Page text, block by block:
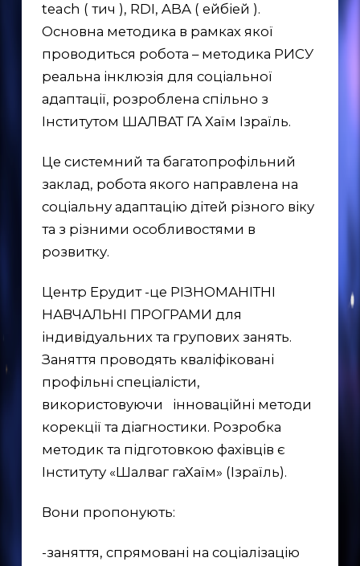
teach ( тич ), RDI, ABA ( ейбіей ).
Основна методика в рамках якої
проводиться робота – методика РИСУ
реальна інклюзія для соціальної
адаптації, розроблена спільно з
Інститутом ШАЛВАТ ГА Хаїм Ізраїль.
Це системний та багатопрофільний
заклад, робота якого направлена на
соціальну адаптацію дітей різного віку
та з різними особливостями в
розвитку.
Центр Ерудит -це РІЗНОМАНІТНІ
НАВЧАЛЬНІ ПРОГРАМИ для
індивідуальних та групових занять.
Заняття проводять кваліфіковані
профільні спеціалісти,
використовуючи інноваційні методи
корекції та діагностики. Розробка
методик та підготовкою фахівців є
Інституту «Шалваг гаХаїм» (Ізраїль).
Вони пропонують:
-заняття, спрямовані на соціалізацію